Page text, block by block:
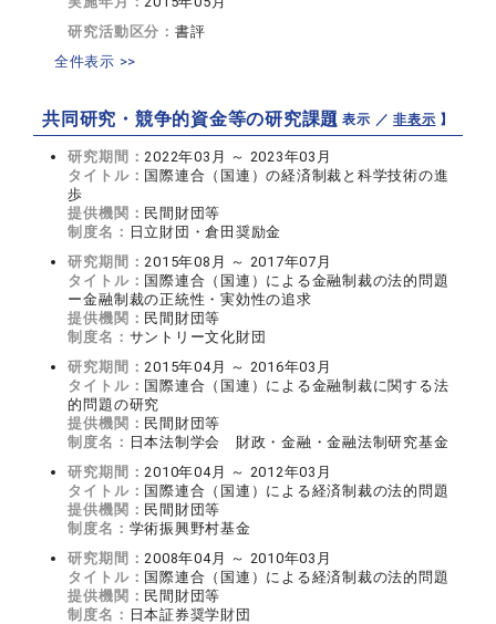
研究活動区分： 書評
全件表示 >>
共同研究・競争的資金等の研究課題【 表示 ／非表示 】
研究期間： 2022年03月 ～ 2023年03月
タイトル： 国際連合（国連）の経済制裁と科学技術の進
歩
提供機関： 民間財団等
制度名： 日立財団・倉田奨励金
研究期間： 2015年08月 ～ 2017年07月
タイトル： 国際連合（国連）による金融制裁の法的問題
ー金融制裁の正統性・実効性の追求
提供機関： 民間財団等
制度名： サントリー文化財団
研究期間： 2015年04月 ～ 2016年03月
タイトル： 国際連合（国連）による金融制裁に関する法
的問題の研究
提供機関： 民間財団等
制度名： 日本法制学会 財政・金融・金融法制研究基金
研究期間： 2010年04月 ～ 2012年03月
タイトル： 国際連合（国連）による経済制裁の法的問題
提供機関： 民間財団等
制度名： 学術振興野村基金
研究期間： 2008年04月 ～ 2010年03月
タイトル： 国際連合（国連）による経済制裁の法的問題
提供機関： 民間財団等
制度名： 日本証券奨学財団